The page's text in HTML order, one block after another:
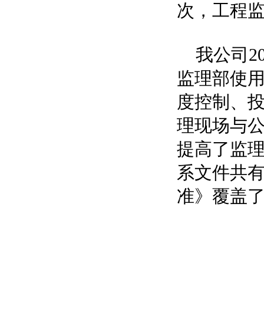
次，工程
我公司
监理部使
度控制、
理现场与
提高了监
系文件共
准》覆盖